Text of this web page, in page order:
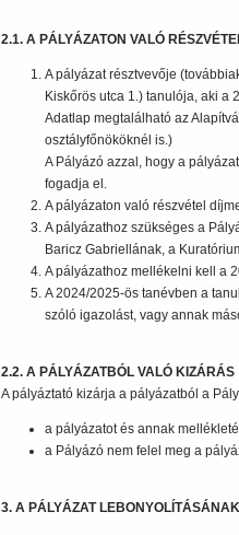
2.1. A PÁLYÁZATON VALÓ
A pályázat résztvevője
Kiskőrös utca 1.) tanulója, aki a
Adatlap megtalálható az
osztályfőnököknél is.)
A Pályázó azzal, hogy a
fogadja el.
A pályázaton való részvétel
A pályázathoz szükséges a
Baricz Gabriellának, a
A pályázathoz mellékelni kell a
A 2024/2025-ös tanévben a
szóló igazolást, vagy annak
2.2. A PÁLYÁZATBÓL VALÓ KIZÁRÁS
A pályáztató kizárja a pályázatból a
a pályázatot és annak
a Pályázó nem felel meg a
3. A PÁLYÁZAT